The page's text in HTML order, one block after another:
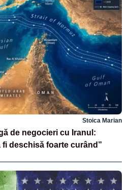
Stoica Marian
de negocieri cu Iranul:
fi deschisă foarte curând”